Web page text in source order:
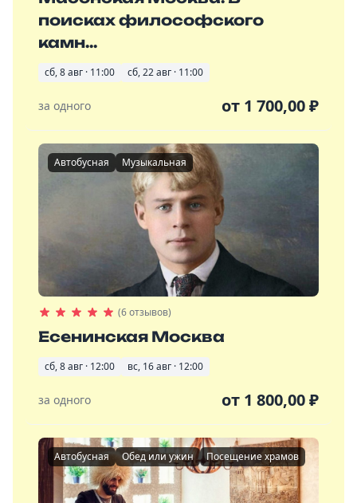
поисках философского
камн...
сб, 8 авг · 11:00 сб, 22 авг · 11:00
за одного от 1 700,00₽
Автобусная Музыкальная
(6 отзывов)
Есенинская Москва
сб, 8 авг · 12:00 вс, 16 авг · 12:00
за одного от 1 800,00₽
Автобусная Обед или ужин Посещение храмов